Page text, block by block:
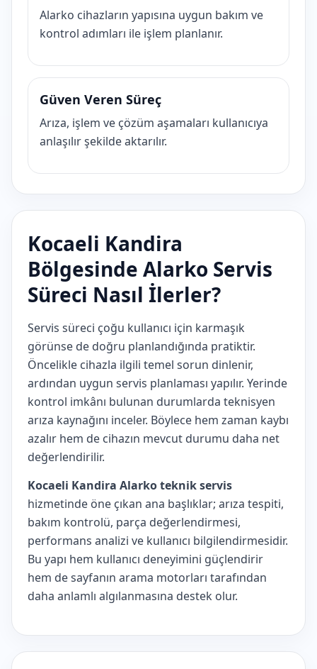
Alarko cihazların yapısına uygun bakım ve
kontrol adımları ile işlem planlanır.
Güven Veren Süreç
Arıza, işlem ve çözüm aşamaları kullanıcıya
anlaşılır şekilde aktarılır.
Kocaeli Kandira
Bölgesinde Alarko Servis
Süreci Nasıl İlerler?
Servis süreci çoğu kullanıcı için karmaşık
görünse de doğru planlandığında pratiktir.
Öncelikle cihazla ilgili temel sorun dinlenir,
ardından uygun servis planlaması yapılır. Yerinde
kontrol imkânı bulunan durumlarda teknisyen
arıza kaynağını inceler. Böylece hem zaman kaybı
azalır hem de cihazın mevcut durumu daha net
değerlendirilir.
Kocaeli Kandira Alarko teknik servis
hizmetinde öne çıkan ana başlıklar; arıza tespiti,
bakım kontrolü, parça değerlendirmesi,
performans analizi ve kullanıcı bilgilendirmesidir.
Bu yapı hem kullanıcı deneyimini güçlendirir
hem de sayfanın arama motorları tarafından
daha anlamlı algılanmasına destek olur.